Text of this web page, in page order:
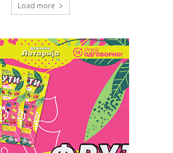
Load more